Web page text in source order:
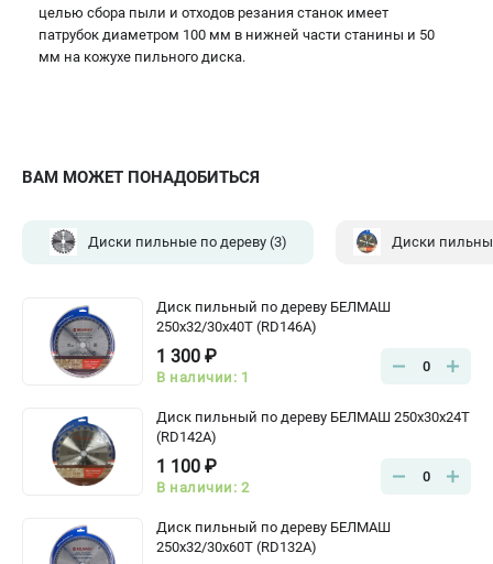
ВАМ МОЖЕТ ПОНАДОБИТЬСЯ
Диски пильные по дереву(3) Диски
Диск пильный по дереву БЕЛМАШ
250x32/30x40T (RD146A)
1 300 ₽
В наличии: 1
0
Диск пильный по дереву БЕЛМАШ 250x30x24T
(RD142A)
1 100 ₽
В наличии: 2
0
Диск пильный по дереву БЕЛМАШ
250x32/30x60T (RD132A)
целью сбора пыли и отходов резания станок имеет
патрубок диаметром 100 мм в нижней части станины и 50
мм на кожухе пильного диска.